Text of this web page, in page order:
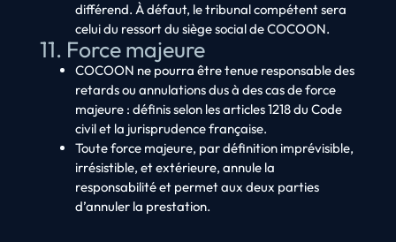
différend. À défaut, le tribunal compétent sera
celui du ressort du siège social de COCOON.
11. Force majeure
COCOON ne pourra être tenue responsable des
retards ou annulations dus à des cas de force
majeure : définis selon les articles 1218 du Code
civil et la jurisprudence française.
Toute force majeure, par définition imprévisible,
irrésistible, et extérieure, annule la
responsabilité et permet aux deux parties
d’annuler la prestation.